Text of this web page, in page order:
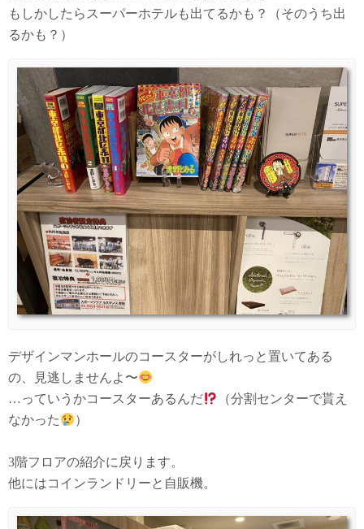
もしかしたらスーパーホテルも出てるかも？（そのうち出
るかも？）
デザインマンホールのコースターがしれっと置いてある
の、見逃しませんよ〜
…っていうかコースターあるんだ
（分割センターで貰え
なかった
）
3階フロアの紹介に戻ります。
他にはコインランドリーと自販機。